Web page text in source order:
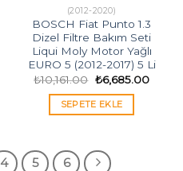
(2012-2020)
BOSCH Fiat Punto 1.3
Dizel Filtre Bakım Seti
Liqui Moly Motor Yağlı
EURO 5 (2012-2017) 5 Li
₺10,161.00 Orijinal
fiyat:
₺10,161.00.
₺6,685.00Şu
SEPETE EKLE
4 5 6